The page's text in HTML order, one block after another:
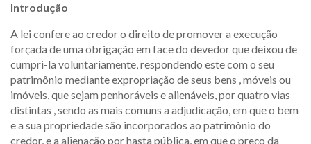
Introdução
A lei confere ao credor o direito de promover a execução
forçada de uma obrigação em face do devedor que deixou de
cumpri-la voluntariamente, respondendo este com o seu
patrimônio mediante expropriação de seus bens , móveis ou
imóveis, que sejam penhoráveis e alienáveis, por quatro vias
distintas , sendo as mais comuns a adjudicação, em que o bem
e a sua propriedade são incorporados ao patrimônio do
credor, e a alienação por hasta pública, em que o preço da